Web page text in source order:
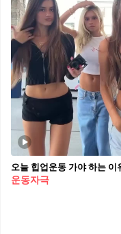
오늘 힙업운동 가야 하는 이
운동자극